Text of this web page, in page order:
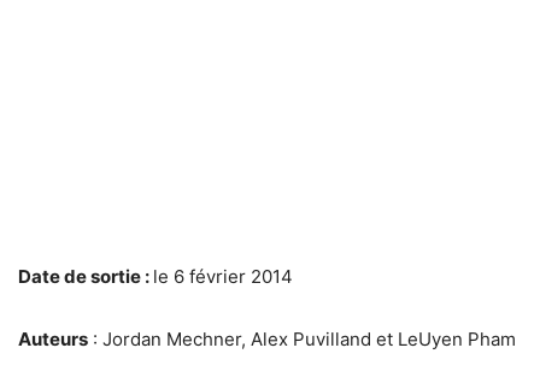
Date de sortie : le 6 février 2014
Auteurs : Jordan Mechner, Alex Puvilland et LeUyen Pham